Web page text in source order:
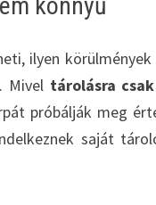
ilyen
Mivel tárolásra
próbálják meg
saját